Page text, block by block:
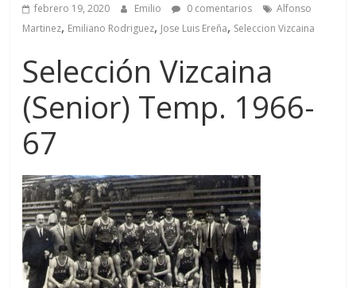
febrero 19, 2020 Emilio 0 comentarios
Alfonso
Martinez, Emiliano Rodriguez, Jose Luis Ereña, Seleccion Vizcaina
Selección Vizcaina
(Senior) Temp. 1966-
67